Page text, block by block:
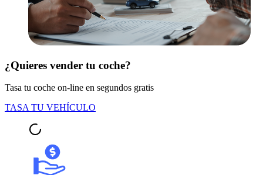
¿Quieres vender tu coche?
Tasa tu coche on-line en segundos gratis
TASA TU VEHÍCULO